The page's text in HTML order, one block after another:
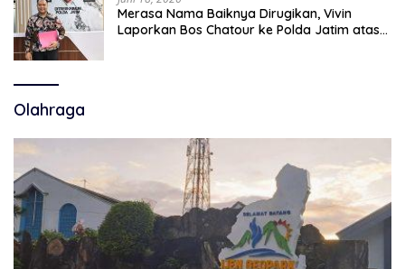
Merasa Nama Baiknya Dirugikan, Vivin
Laporkan Bos Chatour ke Polda Jatim atas
Olahraga